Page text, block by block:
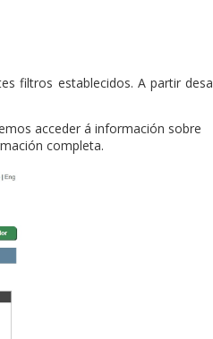
filtros establecidos. A partir desa
acceder á información sobre
completa.